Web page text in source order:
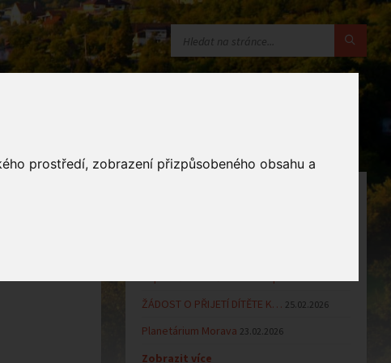
prostředí, zobrazení přizpůsobeného obsahu a
ŽÁDOST O PŘIJETÍ DÍTĚTE K… 25.02.2026
Planetárium Morava 23.02.2026
Zobrazit více